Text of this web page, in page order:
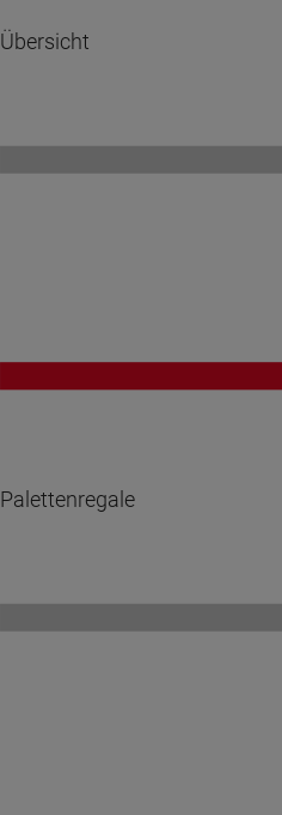
Übersicht
Palettenregale